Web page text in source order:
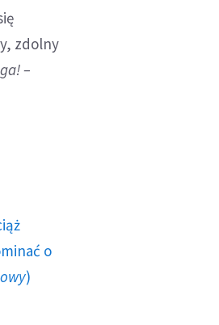
zdolny
–
o
)